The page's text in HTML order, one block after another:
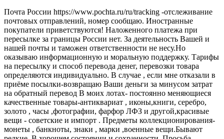
Почта России https://www.pochta.ru/ru/tracking -отслеживание
почтовых отправлений, номер сообщаю. Иностранные
покупатели приветствуются! Наложенного платежа при
пересылке за границы России нет. За деятельность Вашей и
нашей почты и таможен ответственности не несу.Но
оказываю информационную и моральную поддержку. Тарифы
на пересылку и способ перевода денег, перевозки товара
определяются индивидуально. В случае , если мне отказали в
приёме посылки-возвращаю Ваши деньги за минусом затрат
на обратный перевод В моих лотах- постоянно меняющиеся
качественные товары-антиквариат , иконы,книги, серебро,
золото , часы ,фотографии, фарфор ЛФЗ и другой,красивые
вещи - советские и импорт . Предметы коллекционирования-
монеты , банкноты, знаки , марки ,военные вещи.Бывают